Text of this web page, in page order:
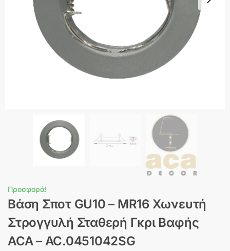
Προσφορά!
Βάση Σποτ GU10 – MR16 Χωνευτή
Στρογγυλή Σταθερή Γκρι Βαφής
ACA – AC.0451042SG